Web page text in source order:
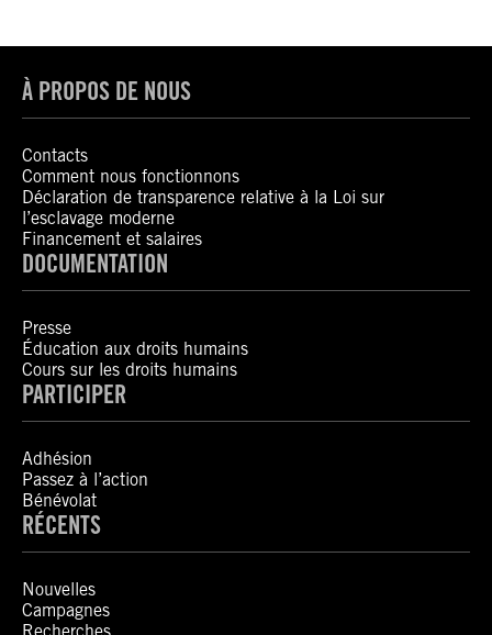
À PROPOS DE NOUS
Contacts
Comment nous fonctionnons
Déclaration de transparence relative à la Loi sur
l’esclavage moderne
Financement et salaires
DOCUMENTATION
Presse
Éducation aux droits humains
Cours sur les droits humains
PARTICIPER
Adhésion
Passez à l’action
Bénévolat
RÉCENTS
Nouvelles
Campagnes